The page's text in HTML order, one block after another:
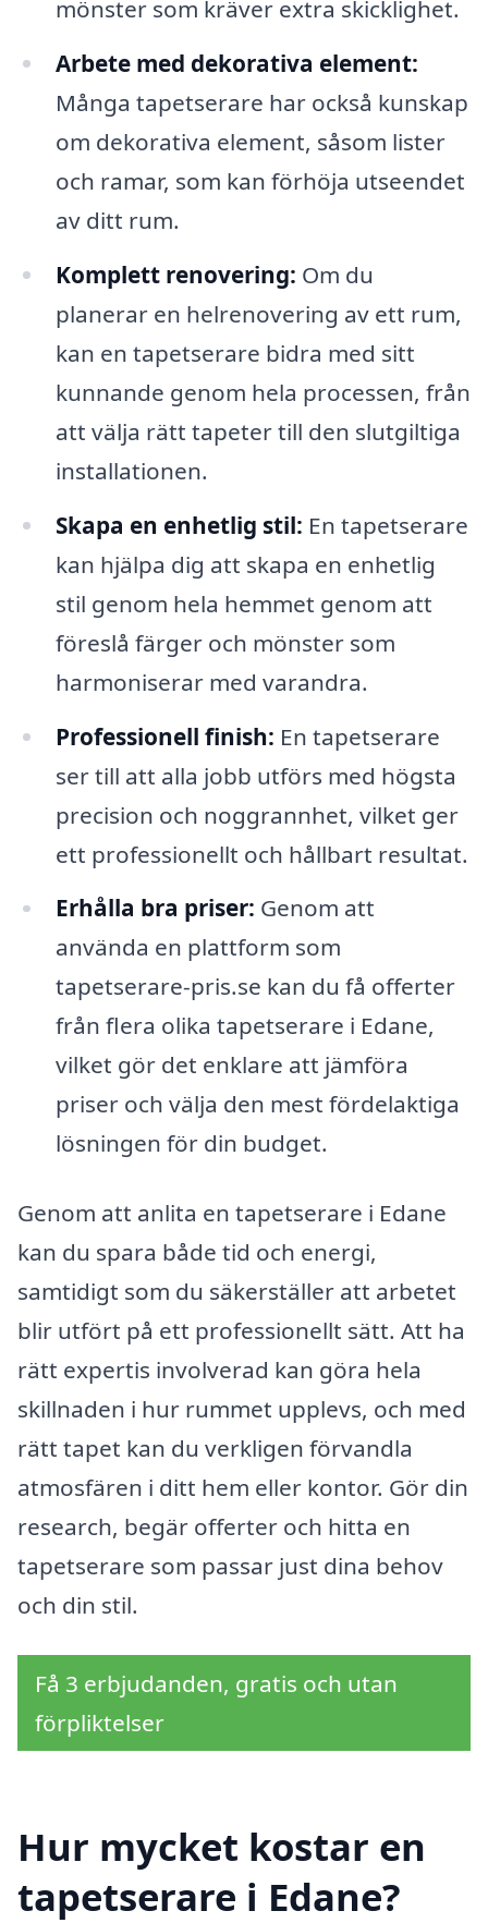
mönster som kräver extra skicklighet.
Arbete med dekorativa element:
Många tapetserare har också kunskap
om dekorativa element, såsom lister
och ramar, som kan förhöja utseendet
av ditt rum.
Komplett renovering: Om du
planerar en helrenovering av ett rum,
kan en tapetserare bidra med sitt
kunnande genom hela processen, från
att välja rätt tapeter till den slutgiltiga
installationen.
Skapa en enhetlig stil: En tapetserare
kan hjälpa dig att skapa en enhetlig
stil genom hela hemmet genom att
föreslå färger och mönster som
harmoniserar med varandra.
Professionell finish: En tapetserare
ser till att alla jobb utförs med högsta
precision och noggrannhet, vilket ger
ett professionellt och hållbart resultat.
Erhålla bra priser: Genom att
använda en plattform som
tapetserare-pris.se kan du få offerter
från flera olika tapetserare i Edane,
vilket gör det enklare att jämföra
priser och välja den mest fördelaktiga
lösningen för din budget.
Genom att anlita en tapetserare i Edane
kan du spara både tid och energi,
samtidigt som du säkerställer att arbetet
blir utfört på ett professionellt sätt. Att ha
rätt expertis involverad kan göra hela
skillnaden i hur rummet upplevs, och med
rätt tapet kan du verkligen förvandla
atmosfären i ditt hem eller kontor. Gör din
research, begär offerter och hitta en
tapetserare som passar just dina behov
och din stil.
Få 3 erbjudanden, gratis och utan
förpliktelser
Hur mycket kostar en
tapetserare i Edane?